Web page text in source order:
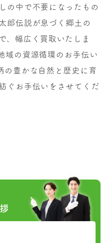
の中で不要になったもの
郎伝説が息づく郷土の
、幅広く買取いたしま
域の資源循環のお手伝い
の豊かな自然と歴史に育
ぐお手伝いをさせてくだ